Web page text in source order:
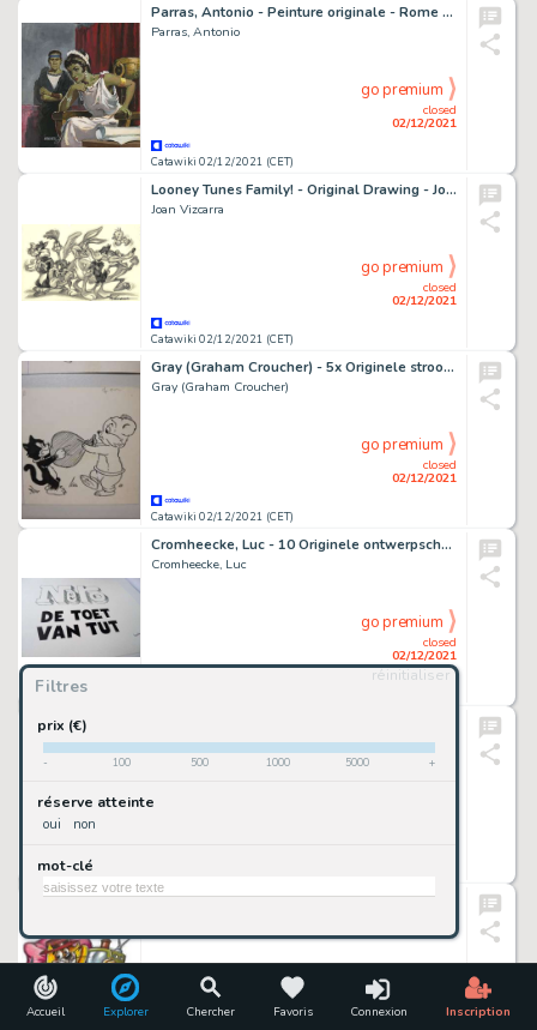
Accueil Explorer Chercher Favoris Connexion Inscription
Filtres
réinitialiser
prix (€)
- 100 500 1000 5000 +
réserve atteinte
oui non
mot-clé
Parras, Antonio - Peinture originale - Rome - (1959)
Parras, Antonio
Catawiki 02/12/2021 (CET)
closed
02/12/2021
go premium
Looney Tunes Family! - Original Drawing - Joan Vizcarra - 50 x 32 cm - Pencil Art
Joan Vizcarra
Catawiki 02/12/2021 (CET)
closed
02/12/2021
go premium
Gray (Graham Croucher) - 5x Originele strook - Puk - (1959)
Gray (Graham Croucher)
Catawiki 02/12/2021 (CET)
closed
02/12/2021
go premium
Cromheecke, Luc - 10 Originele ontwerpschetsen + originele lettering titel - Nero - De Toet van Tut - (2020)
Cromheecke, Luc
closed
02/12/2021
go premium
Walthéry, François
02/12/2021
go premium